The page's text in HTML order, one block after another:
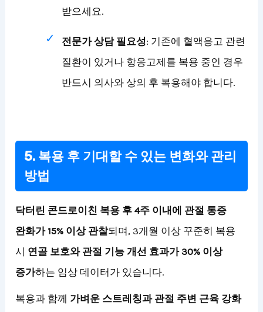
받으세요.
전문가 상담 필요성: 기존에 혈액응고 관련
질환이 있거나 항응고제를 복용 중인 경우
반드시 의사와 상의 후 복용해야 합니다.
5. 복용 후 기대할 수 있는 변화와 관리
방법
닥터린 콘드로이친 복용 후 4주 이내에 관절 통증
완화가 15% 이상 관찰되며, 3개월 이상 꾸준히 복용
시 연골 보호와 관절 기능 개선 효과가 30% 이상
증가하는 임상 데이터가 있습니다.
복용과 함께 가벼운 스트레칭과 관절 주변 근육 강화